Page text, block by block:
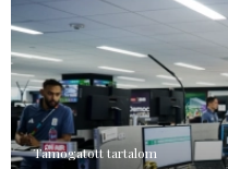
Támogatott tartalom